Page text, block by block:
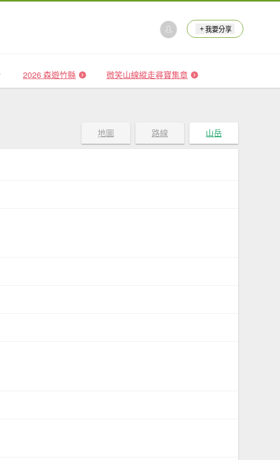
我要分享
2026 森遊竹縣 微笑山線縱走尋寶集章
地圖 路線 山岳